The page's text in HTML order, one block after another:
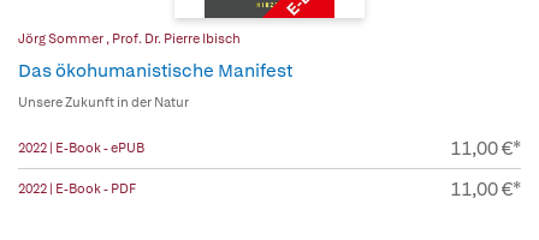
Jörg Sommer , Prof. Dr. Pierre Ibisch
Das ökohumanistische Manifest
Unsere Zukunft in der Natur
2022 | E-Book - ePUB 11,00 €*
2022 | E-Book - PDF 11,00 €*